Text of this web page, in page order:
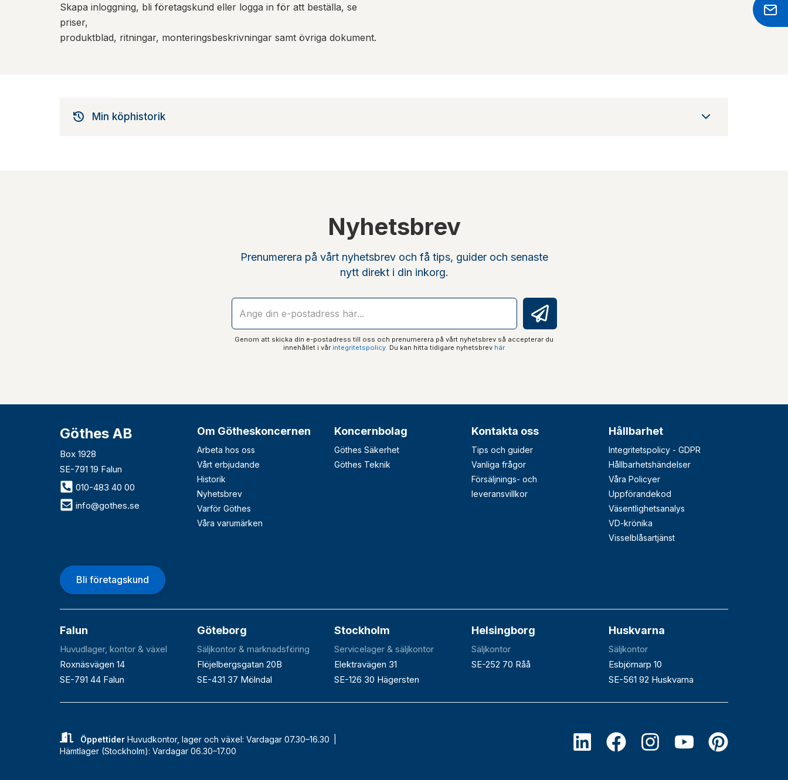
Skapa inloggning, bli företagskund eller logga in för att beställa, se
priser,
produktblad, ritningar, monteringsbeskrivningar samt övriga dokument.
Min köphistorik
Nyhetsbrev
Prenumerera på vårt nyhetsbrev och få tips, guider och senaste
nytt direkt i din inkorg.
Genom att skicka din e-postadress till oss och prenumerera på vårt nyhetsbrev så accepterar du
innehållet i vår integritetspolicy. Du kan hitta tidigare nyhetsbrev här
Göthes AB
Box 1928
SE-791 19 Falun
010-483 40 00
info@gothes.se
Om Götheskoncernen
Arbeta hos oss
Vårt erbjudande
Historik
Nyhetsbrev
Varför Göthes
Våra varumärken
Koncernbolag
Göthes Säkerhet
Göthes Teknik
Kontakta oss
Tips och guider
Vanliga frågor
Försäljnings- och
leveransvillkor
Hållbarhet
Integritetspolicy - GDPR
Hållbarhetshändelser
Våra Policyer
Uppförandekod
Väsentlighetsanalys
VD-krönika
Visselblåsartjänst
Bli företagskund
Falun
Huvudlager, kontor & växel
Roxnäsvägen 14
SE-791 44 Falun
Göteborg
Säljkontor & marknadsföring
Flöjelbergsgatan 20B
SE-431 37 Mölndal
Stockholm
Servicelager & säljkontor
Elektravägen 31
SE-126 30 Hägersten
Helsingborg
Säljkontor
SE-252 70 Råå
Huskvarna
Säljkontor
Esbjörnarp 10
SE-561 92 Huskvarna
ÖppettiderHuvudkontor, lager och växel: Vardagar 07.30–16.30 |
Hämtlager (Stockholm): Vardagar 06.30–17.00